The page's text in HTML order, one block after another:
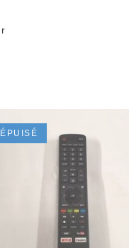
ÉPUISÉ